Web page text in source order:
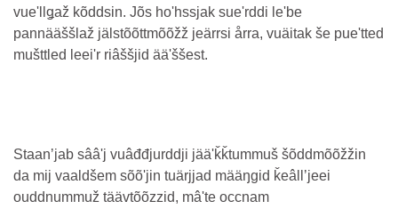
vueʹllǥaž kõddsin. Jõs hoʹhssjak sueʹrddi leʹbe
pannääššlaž jälstõõttmõõžž jeärrsi årra, vuäitak še pueʹtted
mušttled leeiʹr riâššjid ääʹššest.
Staanʼjab sââʹj vuâđđjurddji jääʹǩǩtummuš šõddmõõžžin
da mij vaaldšem sõõʹjin tuärjjad määŋgid ǩeâllʼjeei
ouddnummuž täävtõõzzid, mâʹte occnam